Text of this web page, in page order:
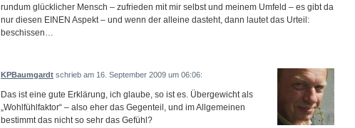
rundum glücklicher Mensch – zufrieden mit mir selbst und meinem Umfeld – es gibt da
nur diesen EINEN Aspekt – und wenn der alleine dasteht, dann lautet das Urteil:
beschissen…
KPBaumgardt schrieb am 16. September 2009 um 06:06:
Das ist eine gute Erklärung, ich glaube, so ist es. Übergewicht als
„Wohlfühlfaktor“ – also eher das Gegenteil, und im Allgemeinen
bestimmt das nicht so sehr das Gefühl?